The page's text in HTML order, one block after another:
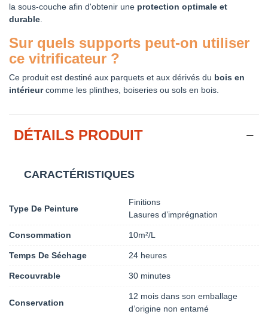
la sous-couche afin d'obtenir une protection optimale et
durable
Sur quels supports peut-on utiliser
ce vitrificateur ?
Ce produit est destiné aux parquets et aux dérivés du bois en
intérieurcomme les plinthes, boiseries ou sols en bois.
DÉTAILS PRODUIT
CARACTÉRISTIQUES
Type De Peinture
Finitions
Lasures d’imprégnation
Consommation 10m²/L
Temps De Séchage 24 heures
Recouvrable 30 minutes
Conservation
12 mois dans son emballage
d’origine non entamé